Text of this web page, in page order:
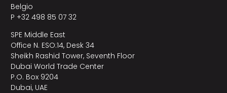
Belgio
P +32 498 85 07 32
SPE Middle East
Office N. ESO:14, Desk 34
Sheikh Rashid Tower, Seventh Floor
Dubai World Trade Center
P.O. Box 9204
Dubai, UAE